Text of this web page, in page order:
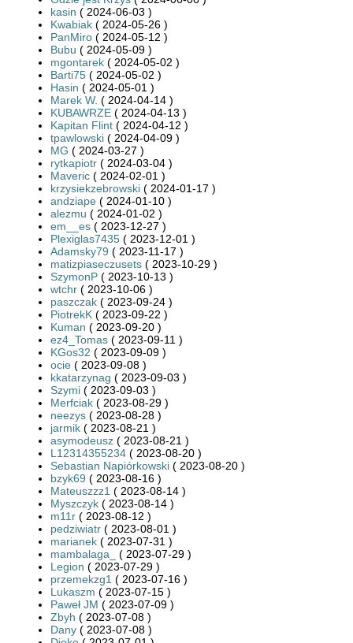
kasin ( 2024-06-03 )
Kwabiak ( 2024-05-26 )
PanMiro ( 2024-05-12 )
Bubu ( 2024-05-09 )
mgontarek ( 2024-05-02 )
Barti75 ( 2024-05-02 )
Hasin ( 2024-05-01 )
Marek W. ( 2024-04-14 )
KUBAWRZE ( 2024-04-13 )
Kapitan Flint ( 2024-04-12 )
tpawlowski ( 2024-04-09 )
MG ( 2024-03-27 )
rytkapiotr ( 2024-03-04 )
Maveric ( 2024-02-01 )
krzysiekzebrowski ( 2024-01-17 )
andziape ( 2024-01-10 )
alezmu ( 2024-01-02 )
em__es ( 2023-12-27 )
Plexiglas7435 ( 2023-12-01 )
Adamsky79 ( 2023-11-17 )
matizpiaseczusets ( 2023-10-29 )
SzymonP ( 2023-10-13 )
wtchr ( 2023-10-06 )
paszczak ( 2023-09-24 )
PiotrekK ( 2023-09-22 )
Kuman ( 2023-09-20 )
ez4_Tomas ( 2023-09-11 )
KGos32 ( 2023-09-09 )
ocie ( 2023-09-08 )
kkatarzynag ( 2023-09-03 )
Szymi ( 2023-09-03 )
Merfciak ( 2023-08-29 )
neezys ( 2023-08-28 )
jarmik ( 2023-08-21 )
asymodeusz ( 2023-08-21 )
L12314355234 ( 2023-08-20 )
Sebastian Napiórkowski ( 2023-08-20 )
bzyk69 ( 2023-08-16 )
Mateuszzz1 ( 2023-08-14 )
Myszczyk ( 2023-08-14 )
m11r ( 2023-08-12 )
pedziwiatr ( 2023-08-01 )
marianek ( 2023-07-31 )
mambalaga_
( 2023-07-29 )
Legion ( 2023-07-29 )
przemekzg1 ( 2023-07-16 )
Lukaszm ( 2023-07-15 )
Paweł JM ( 2023-07-09 )
Zbyh ( 2023-07-08 )
Dany ( 2023-07-08 )